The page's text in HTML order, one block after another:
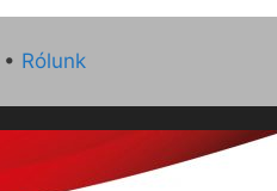
• Rólunk